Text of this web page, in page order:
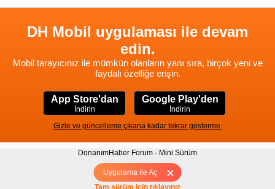
Uygulama ile Aç
DH Mobil uygulaması ile devam
edin.
Mobil tarayıcınız ile mümkün olanların yanı sıra, birçok yeni ve
faydalı özelliğe erişin.
App Store'dan
İndirin
Google Play'den
İndirin
Gizle ve güncelleme çıkana kadar tekrar gösterme.
DonanımHaber Forum - Mini Sürüm
Hakkımızda|Yukarı
Tam sürüm için tıklayınız